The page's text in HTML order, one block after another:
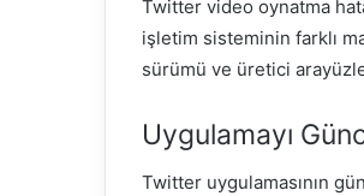
Twitter video oynatma
işletim sisteminin farklı
sürümü ve üretici
Uygulamayı
Twitter uygulamasının